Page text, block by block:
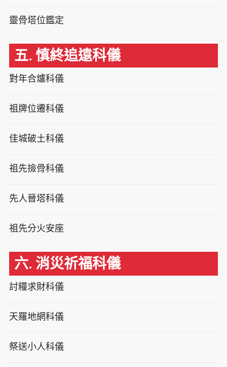
靈骨塔位鑑定
五. 慎終追遠科儀
對年合爐科儀
祖牌位遷科儀
佳城破土科儀
祖先撿骨科儀
先人晉塔科儀
祖先分火安座
六. 消災祈福科儀
討糧求財科儀
天羅地網科儀
祭送小人科儀